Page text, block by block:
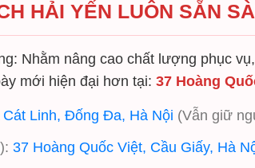
HẢI YẾN LUÔN SẴN
Nhằm nâng cao chất lượng phục
mới hiện đại hơn tại: 37 Hoàng
Cát Linh, Đống Đa, Hà Nội (Vẫn giữ
37 Hoàng Quốc Việt, Cầu Giấy, Hà